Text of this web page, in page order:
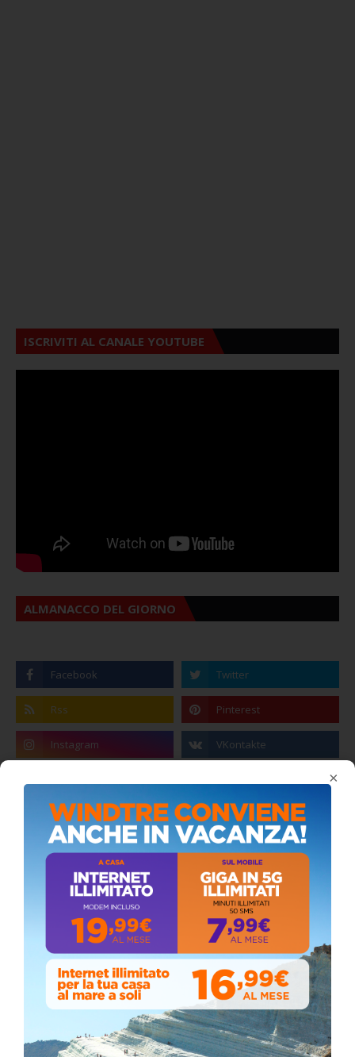
×
ISCRIVITI AL CANALE YOUTUBE
ALMANACCO DEL GIORNO
Stefano Bissi entra nella Strada degli
Scrittori, celebrazione a Siculiana (VIDEO)
Giovedì, Luglio 30, 2026
La pandemia covid nella provincia agrigentina,
i dati in dettaglio
Lunedì, Luglio 05, 2021
Stefano Bissi entra nella Strada degli
Scrittori, celebrazione a Siculiana
Giovedì, Luglio 30, 2026
📅 ESTATE MEDITERRANEA 2026 – COMUNE DI
SICULIANA